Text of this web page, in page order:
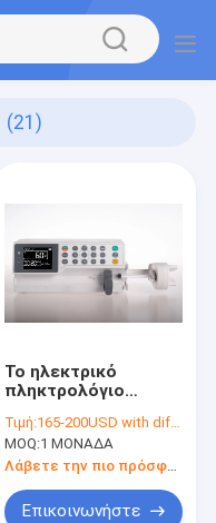
(21)
Το ηλεκτρικό
πληκτρολόγιο
ιατρικές αντλίες
συρίγγων εύκολες
διαμορφώνει το CE/
το ISO
εγκεκριμένους
Τιμή:165-200USD with different qty
MOQ:1 ΜΟΝΑΔΑ
Επικοινωνήστε